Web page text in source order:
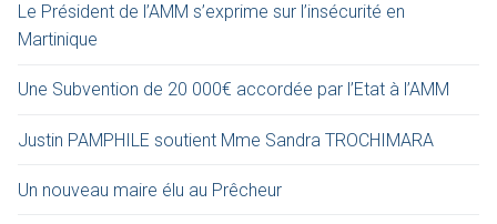
Le Président de l’AMM s’exprime sur l’insécurité en
Martinique
Une Subvention de 20 000€ accordée par l’Etat à l’AMM
Justin PAMPHILE soutient Mme Sandra TROCHIMARA
Un nouveau maire élu au Prêcheur